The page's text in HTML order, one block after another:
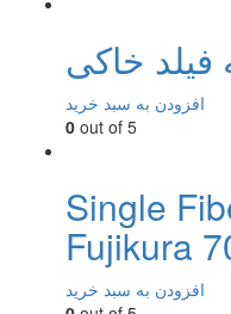
افزودن به سبد خرید
0 out of 5
Single
Fujikura
افزودن به سبد خرید